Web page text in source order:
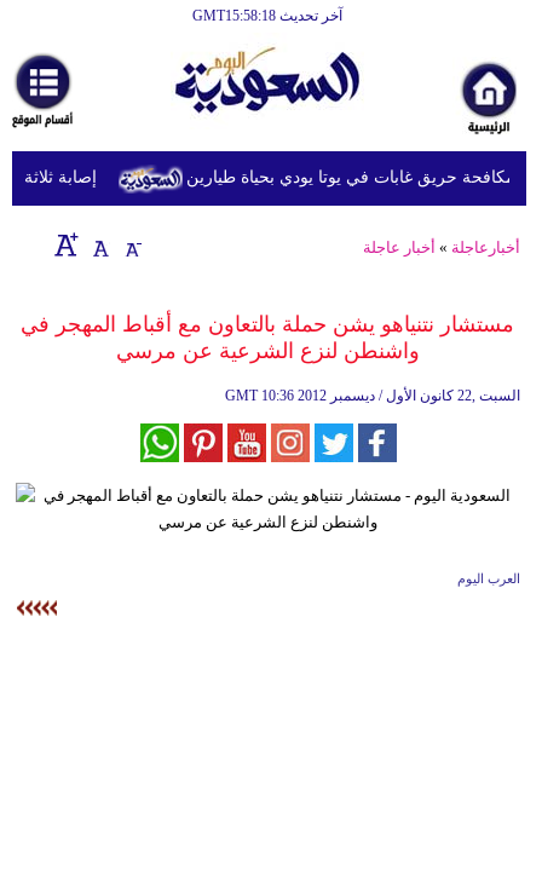
آخر تحديث GMT15:58:18
أخبارعاجلة
رياضة
ثقافة
إقتصاد
وموسيقى
ديكور
إصابة ثلاثة حريق غابات في يوتا يودي بحياة طيارين
أخبارعاجلة » أخبار عاجلة
مستشار نتنياهو يشن حملة بالتعاون مع أقباط المهجر في
واشنطن لنزع الشرعية عن مرسي
GMT 10:36 2012 السبت ,22 كانون الأول / ديسمبر
العرب اليوم